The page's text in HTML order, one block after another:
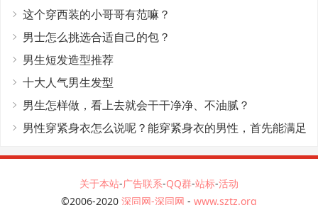
这个穿西装的小哥哥有范嘛？
男士怎么挑选合适自己的包？
男生短发造型推荐
十大人气男生发型
男生怎样做，看上去就会干干净净、不油腻？
男性穿紧身衣怎么说呢？能穿紧身衣的男性，首先能满足
关于本站-广告联系-QQ群-站标-活动
©2006-2020 深同网-深同网 - www.sztz.org